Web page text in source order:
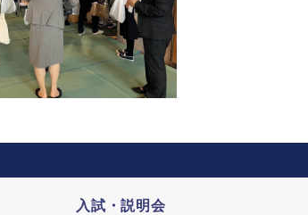
入試・説明会